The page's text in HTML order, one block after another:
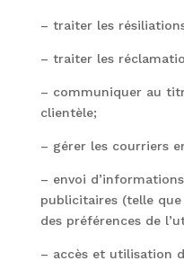
– traiter les
– traiter les
– communiquer au
clientèle;
– gérer les courriers
– envoi
publicitaires (telle
des préférences de
– accès et utilisation